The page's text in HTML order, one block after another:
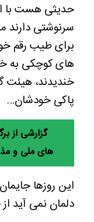
حدیثی هست با
سرنوشتی
برای طیب رقم
های کوچکی به
خندیدند، هیئت
پاکی خودشان…
گزارشی از
های ملی و
این روزها
دلمان نمی آید